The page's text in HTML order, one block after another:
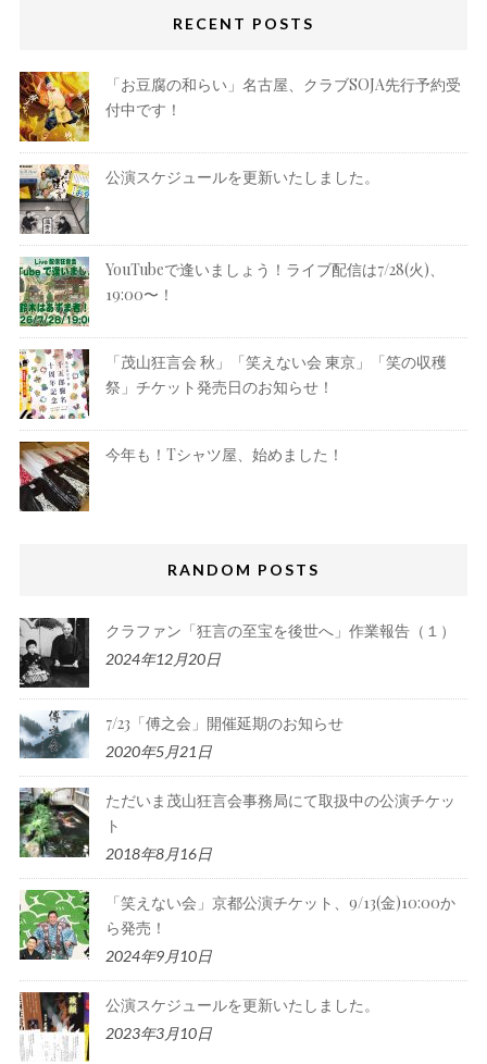
RECENT POSTS
「お豆腐の和らい」名古屋、クラブSOJA先行予約受
付中です！
公演スケジュールを更新いたしました。
YouTubeで逢いましょう！ライブ配信は7/28(火)、
19:00〜！
「茂山狂言会 秋」「笑えない会 東京」「笑の収穫
祭」チケット発売日のお知らせ！
今年も！Tシャツ屋、始めました！
RANDOM POSTS
クラファン「狂言の至宝を後世へ」作業報告（１）
2024年12月20日
7/23「傅之会」開催延期のお知らせ
2020年5月21日
ただいま茂山狂言会事務局にて取扱中の公演チケッ
ト
2018年8月16日
「笑えない会」京都公演チケット、9/13(金)10:00か
ら発売！
2024年9月10日
公演スケジュールを更新いたしました。
2023年3月10日